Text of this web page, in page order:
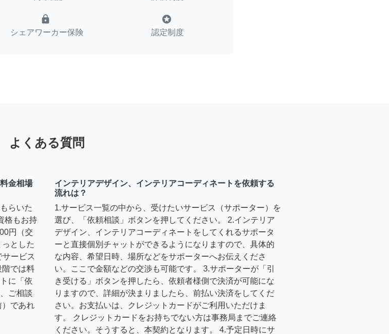
lock
シェアワーカー保険
stars
認定制度
よくある質問
金相場
らいた
格もお持
円（交
とした
ービス
階では料
に「依
ご相談
であれ
インテリアデザイン、インテリアコーディネートを依頼する
流れは？
1.サービス一覧の中から、受けたいサービス（サポーター）を
選び、「依頼相談」ボタンを押してください。 2.インテリア
デザイン、インテリアコーディネートをしてくれるサポータ
ーと直接個別チャットができるようになりますので、具体的
な内容、希望日時、場所などをサポーターへお伝えくださ
い。ここで金額などの交渉も可能です。 3.サポーターが「引
き受ける」ボタンを押したら、依頼者様側で決済が可能にな
りますので、詳細が決まりましたら、前払い決済をしてくだ
さい。お支払いは、クレジットカードがご利用いただけま
す。 クレジットカードをお持ちでない方は事務局までご連絡
ください。そうすると、本契約となります。 4.予定日時にサ